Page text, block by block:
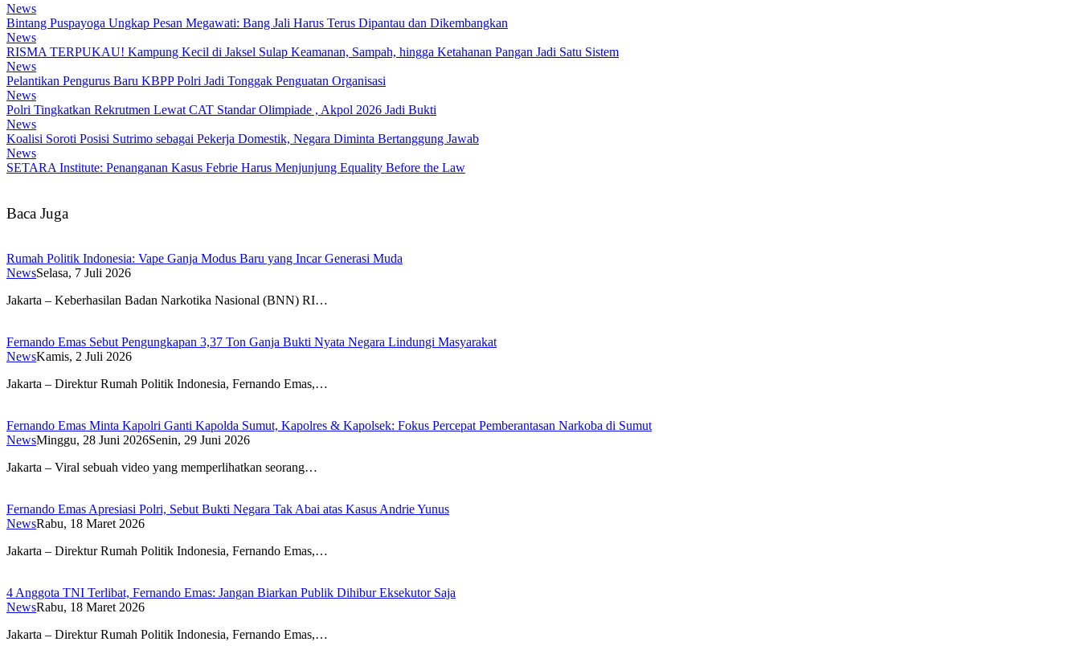
News
Bintang Puspayoga Ungkap Pesan Megawati: Bang Jali Harus Terus Dipantau dan Dikembangkan
News
RISMA TERPUKAU! Kampung Kecil di Jaksel Sulap Keamanan, Sampah, hingga Ketahanan Pangan Jadi Satu Sistem
News
Pelantikan Pengurus Baru KBPP Polri Jadi Tonggak Penguatan Organisasi
News
Polri Tingkatkan Rekrutmen Lewat CAT Standar Olimpiade , Akpol 2026 Jadi Bukti
News
Koalisi Soroti Posisi Sutrimo sebagai Pekerja Domestik, Negara Diminta Bertanggung Jawab
News
SETARA Institute: Penanganan Kasus Febrie Harus Menjunjung Equality Before the Law
Baca Juga
Rumah Politik Indonesia: Vape Ganja Modus Baru yang Incar Generasi Muda
NewsSelasa, 7 Juli 2026
Jakarta – Keberhasilan Badan Narkotika Nasional (BNN) RI…
Fernando Emas Sebut Pengungkapan 3,37 Ton Ganja Bukti Nyata Negara Lindungi Masyarakat
NewsKamis, 2 Juli 2026
Jakarta – Direktur Rumah Politik Indonesia, Fernando Emas,…
Fernando Emas Minta Kapolri Ganti Kapolda Sumut, Kapolres & Kapolsek: Fokus Percepat Pemberantasan Narkoba di Sumut
NewsMinggu, 28 Juni 2026Senin, 29 Juni 2026
Jakarta – Viral sebuah video yang memperlihatkan seorang…
Fernando Emas Apresiasi Polri, Sebut Bukti Negara Tak Abai atas Kasus Andrie Yunus
NewsRabu, 18 Maret 2026
Jakarta – Direktur Rumah Politik Indonesia, Fernando Emas,…
4 Anggota TNI Terlibat, Fernando Emas: Jangan Biarkan Publik Dihibur Eksekutor Saja
NewsRabu, 18 Maret 2026
Jakarta – Direktur Rumah Politik Indonesia, Fernando Emas,…